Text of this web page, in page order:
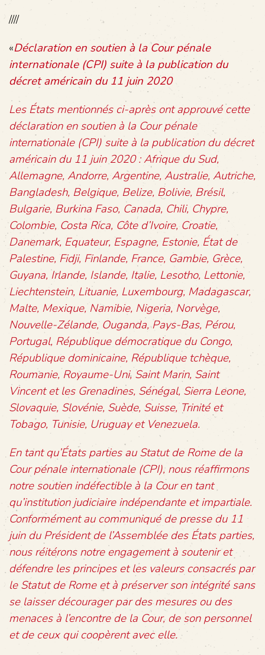
////
«Déclaration en soutien à la Cour pénale
internationale (CPI) suite à la publication du
décret américain du 11 juin 2020
Les États mentionnés ci-après ont approuvé cette
déclaration en soutien à la Cour pénale
internationale (CPI) suite à la publication du décret
américain du 11 juin 2020 : Afrique du Sud,
Allemagne, Andorre, Argentine, Australie, Autriche,
Bangladesh, Belgique, Belize, Bolivie, Brésil,
Bulgarie, Burkina Faso, Canada, Chili, Chypre,
Colombie, Costa Rica, Côte d’Ivoire, Croatie,
Danemark, Equateur, Espagne, Estonie, État de
Palestine, Fidji, Finlande, France, Gambie, Grèce,
Guyana, Irlande, Islande, Italie, Lesotho, Lettonie,
Liechtenstein, Lituanie, Luxembourg, Madagascar,
Malte, Mexique, Namibie, Nigeria, Norvège,
Nouvelle-Zélande, Ouganda, Pays-Bas, Pérou,
Portugal, République démocratique du Congo,
République dominicaine, République tchèque,
Roumanie, Royaume-Uni, Saint Marin, Saint
Vincent et les Grenadines, Sénégal, Sierra Leone,
Slovaquie, Slovénie, Suède, Suisse, Trinité et
Tobago, Tunisie, Uruguay et Venezuela.
En tant qu’États parties au Statut de Rome de la
Cour pénale internationale (CPI), nous réaffirmons
notre soutien indéfectible à la Cour en tant
qu’institution judiciaire indépendante et impartiale.
Conformément au communiqué de presse du 11
juin du Président de l’Assemblée des États parties,
nous réitérons notre engagement à soutenir et
défendre les principes et les valeurs consacrés par
le Statut de Rome et à préserver son intégrité sans
se laisser décourager par des mesures ou des
menaces à l’encontre de la Cour, de son personnel
et de ceux qui coopèrent avec elle.